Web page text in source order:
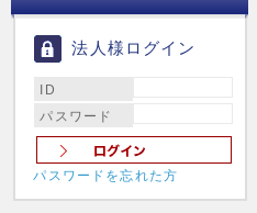
法人様ログイン
ID
パスワード
パスワードを忘れた方